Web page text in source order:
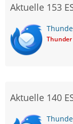
Aktuelle 153
Thunder
Aktuelle 140